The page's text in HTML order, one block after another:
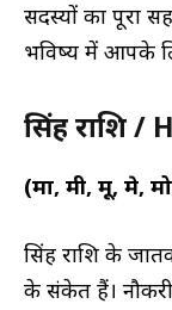
सदस्यों का पूरा
भविष्य में आपके
सिंह राशि /
(मा, मी, मू, मे,
सिंह राशि के
के संकेत हैं। नौकरी